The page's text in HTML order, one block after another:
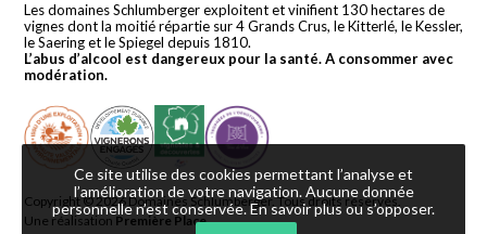
Les domaines Schlumberger exploitent et vinifient 130 hectares de
vignes dont la moitié répartie sur 4 Grands Crus, le Kitterlé, le Kessler,
le Saering et le Spiegel depuis 1810.
L’abus d’alcool est dangereux pour la santé. A consommer avec
modération.
Copyright © 2026 Domaines Schlumberger. Tous droits réservés.
Une réalisation Première Place
Ce site utilise des cookies permettant l’analyse et
l’amélioration de votre navigation. Aucune donnée
personnelle n’est conservée.En savoir plus ou s’opposer.